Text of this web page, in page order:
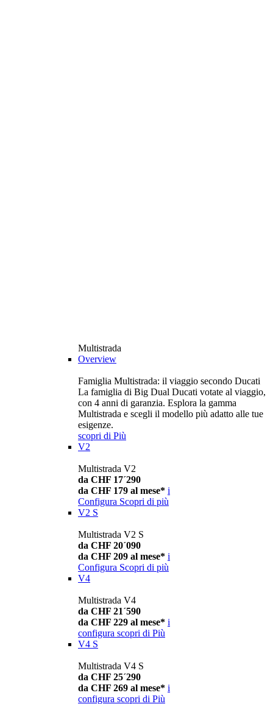
Multistrada
Overview
Famiglia Multistrada: il viaggio secondo Ducati
La famiglia di Big Dual Ducati votate al viaggio,
con 4 anni di garanzia. Esplora la gamma
Multistrada e scegli il modello più adatto alle tue
esigenze.
scopri di Più
V2
Multistrada V2
da CHF 17´290
da CHF 179 al mese* i
Configura Scopri di più
V2 S
Multistrada V2 S
da CHF 20´090
da CHF 209 al mese* i
Configura Scopri di più
V4
Multistrada V4
da CHF 21´590
da CHF 229 al mese* i
configura scopri di Più
V4 S
Multistrada V4 S
da CHF 25´290
da CHF 269 al mese* i
configura scopri di Più